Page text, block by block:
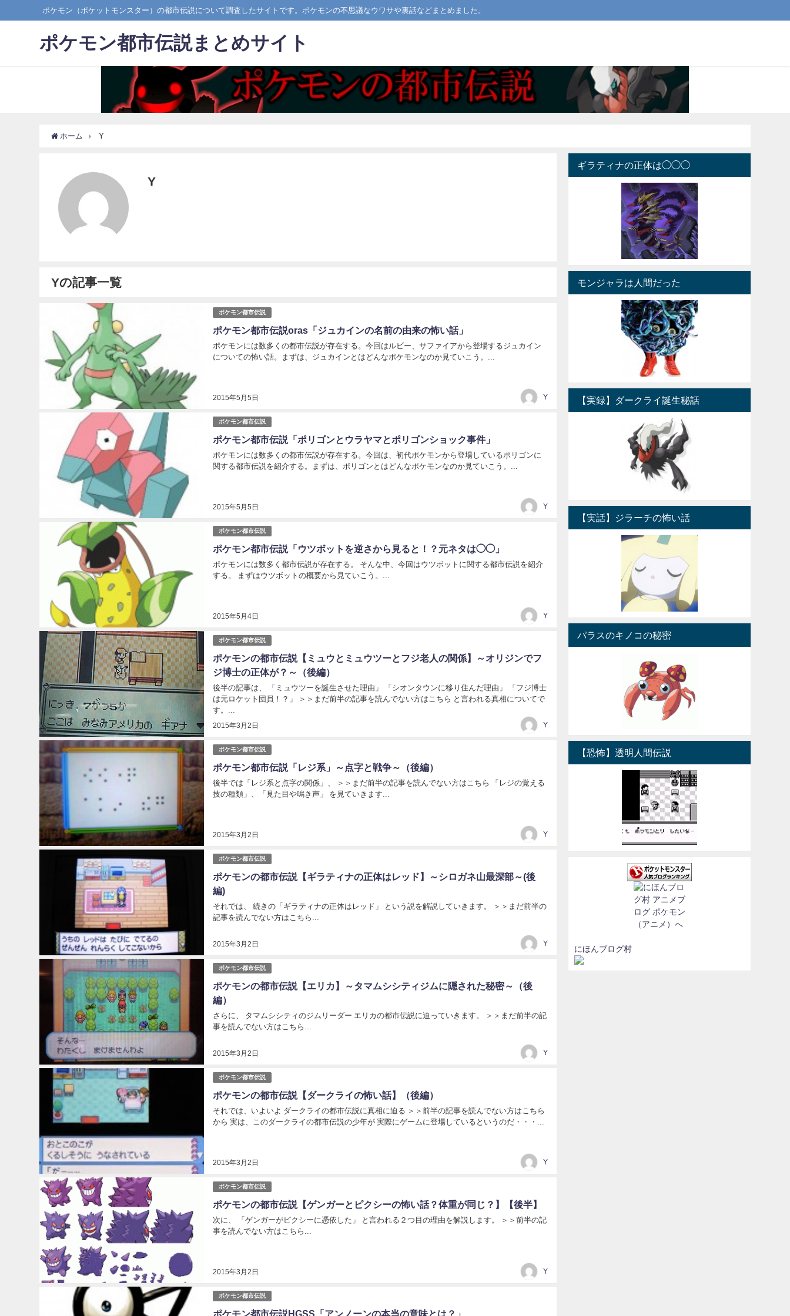
ポケモン（ポケットモンスター）の都市伝説について調査したサイトです。ポケモンの不思議なウワサや裏話などまとめました。
ポケモン都市伝説まとめサイト
ホーム Y
Y
Yの記事一覧
ポケモン都市伝説
ポケモン都市伝説oras「ジュカインの名前の由来の怖い話」
2015年5月5日
ポケモンには数多くの都市伝説が存在する。今回はルビー、サファイアから登場するジュカイン
についての怖い話。まずは、ジュカインとはどんなポケモンなのか見ていこう。...
Y
ポケモン都市伝説
ポケモン都市伝説「ポリゴンとウラヤマとポリゴンショック事件」
2015年5月5日
ポケモンには数多くの都市伝説が存在する。今回は、初代ポケモンから登場しているポリゴンに
関する都市伝説を紹介する。まずは、ポリゴンとはどんなポケモンなのか見ていこう。...
Y
ポケモン都市伝説
ポケモン都市伝説「ウツボットを逆さから見ると！？元ネタは◯◯」
2015年5月4日
ポケモンには数多く都市伝説が存在する。 そんな中、今回はウツボットに関する都市伝説を紹介
する。 まずはウツボットの概要から見ていこう。...
Y
ポケモン都市伝説
ポケモンの都市伝説【ミュウとミュウツーとフジ老人の関係】～オリジンでフ
ジ博士の正体が？～（後編）
2015年3月2日
後半の記事は、 「ミュウツーを誕生させた理由」 「シオンタウンに移り住んだ理由」 「フジ博士
は元ロケット団員！？」 ＞＞まだ前半の記事を読んでない方はこちら と言われる真相についてで
す。...
Y
ポケモン都市伝説
ポケモン都市伝説「レジ系」～点字と戦争～（後編）
2015年3月2日
後半では「レジ系と点字の関係」、 ＞＞まだ前半の記事を読んでない方はこちら 「レジの覚える
技の種類」、「見た目や鳴き声」 を見ていきます...
Y
ポケモン都市伝説
ポケモンの都市伝説【ギラティナの正体はレッド】～シロガネ山最深部～(後
編)
2015年3月2日
それでは、 続きの「ギラティナの正体はレッド」 という説を解説していきます。 ＞＞まだ前半の
記事を読んでない方はこちら...
Y
ポケモン都市伝説
ポケモンの都市伝説【エリカ】～タマムシシティジムに隠された秘密～（後
編）
2015年3月2日
さらに、 タマムシシティのジムリーダー エリカの都市伝説に迫っていきます。 ＞＞まだ前半の記
事を読んでない方はこちら...
Y
ポケモン都市伝説
ポケモンの都市伝説【ダークライの怖い話】（後編）
2015年3月2日
それでは、いよいよ ダークライの都市伝説に真相に迫る ＞＞前半の記事を読んでない方はこちら
から 実は、このダークライの都市伝説の少年が 実際にゲームに登場しているというのだ・・・...
Y
ポケモン都市伝説
ポケモンの都市伝説【ゲンガーとピクシーの怖い話？体重が同じ？】【後半】
2015年3月2日
次に、 「ゲンガーがピクシーに憑依した」 と言われる２つ目の理由を解説します。 ＞＞前半の記
事を読んでない方はこちら...
Y
ポケモン都市伝説
ポケモン都市伝説HGSS「アンノーンの本当の意味とは？」
ギラティナの正体は◯◯◯
モンジャラは人間だった
【実録】ダークライ誕生秘話
【実話】ジラーチの怖い話
パラスのキノコの秘密
【恐怖】透明人間伝説
にほんブログ村